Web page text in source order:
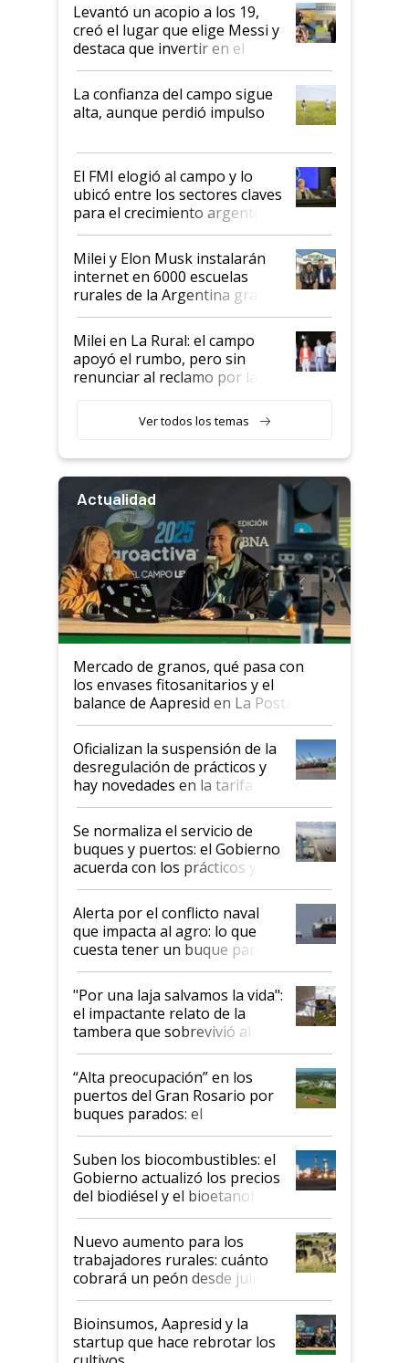
Levantó un acopio a los 19,
creó el lugar que elige Messi y
destaca que invertir en el
kirchnerismo era como "darle
plata a un hijo para droga":
Juan Félix Rossetti, el libertario
que de una dura crisis salió
de Milei
La confianza del campo sigue
alta, aunque perdió impulso
El FMI elogió al campo y lo
ubicó entre los sectores claves
para el crecimiento argentino
Milei y Elon Musk instalarán
internet en 6000 escuelas
rurales de la Argentina gracias
a un acuerdo con Starlink
Milei en La Rural: el campo
apoyó el rumbo, pero sin
renunciar al reclamo por las
Ver todos los temas
Actualidad
Mercado de granos, qué pasa con
los envases fitosanitarios y el
balance de Aapresid en La Posta
Oficializan la suspensión de la
desregulación de prácticos y
hay novedades en la tarifa de
la hidrovía
Se normaliza el servicio de
buques y puertos: el Gobierno
acuerda con los prácticos y
suspende el decreto de
desregulación
Alerta por el conflicto naval
que impacta al agro: lo que
cuesta tener un buque parado
y el peligro de que Argentina
pase a ser "país sucio"
"Por una laja salvamos la vida":
el impactante relato de la
tambera que sobrevivió al
tornado
“Alta preocupación” en los
puertos del Gran Rosario por
buques parados: el
funcionamiento de las
exportadoras en tensión tras
la medida de fuerza de los
prácticos
Suben los biocombustibles: el
Gobierno actualizó los precios
del biodiésel y el bioetanol
Nuevo aumento para los
trabajadores rurales: cuánto
cobrará un peón desde julio
Bioinsumos, Aapresid y la
startup que hace rebrotar los